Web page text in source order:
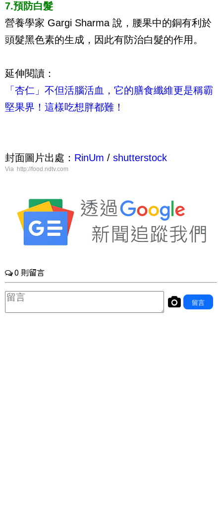
7.預防白髮
營養學家 Gargi Sharma 說，腰果中的銅有利於
頭髮黑色素的生成，因此有防治白髮的作用。
延伸閱讀：
「杏仁」不但活腦活血，它的膳食纖維更是稱霸
堅果界！這樣吃想胖都難！
封面圖片出處： RinUm / shutterstock
Via http://food.ndtv.com